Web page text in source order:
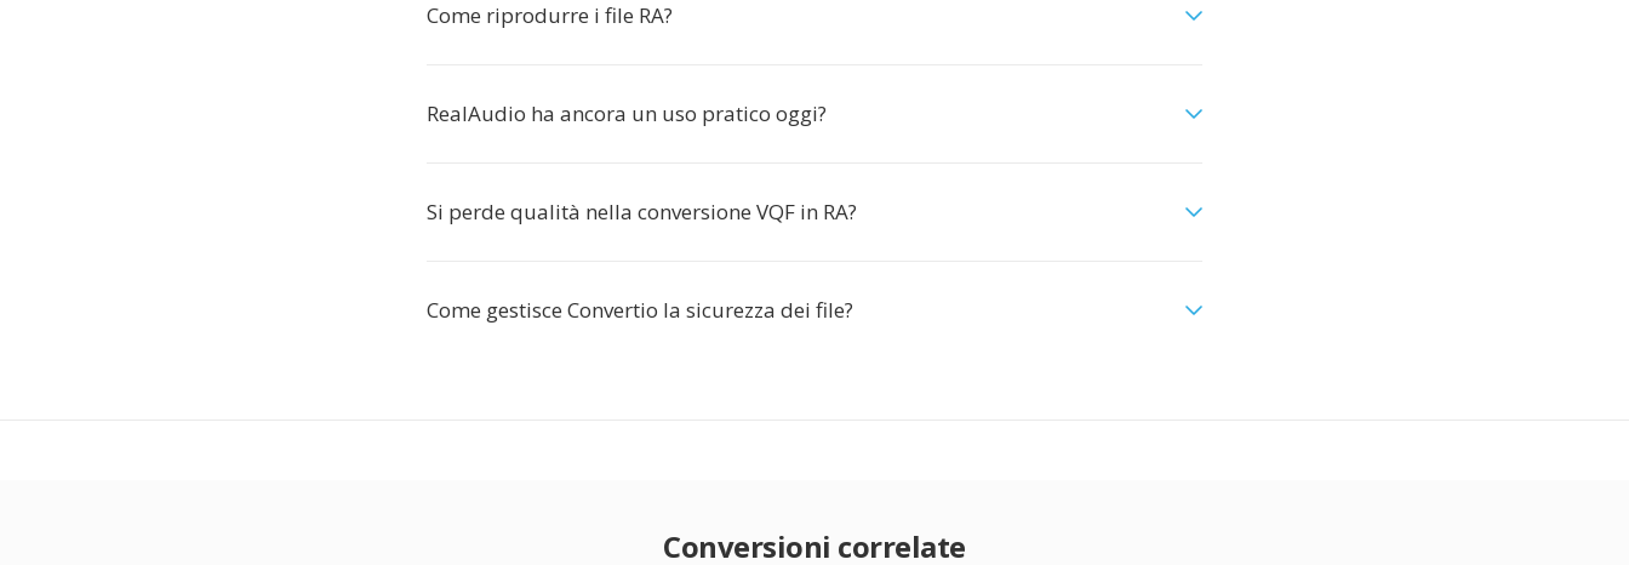
Come riprodurre i file RA?
RealAudio ha ancora un uso pratico oggi?
Si perde qualità nella conversione VQF in RA?
Come gestisce Convertio la sicurezza dei file?
Conversioni correlate